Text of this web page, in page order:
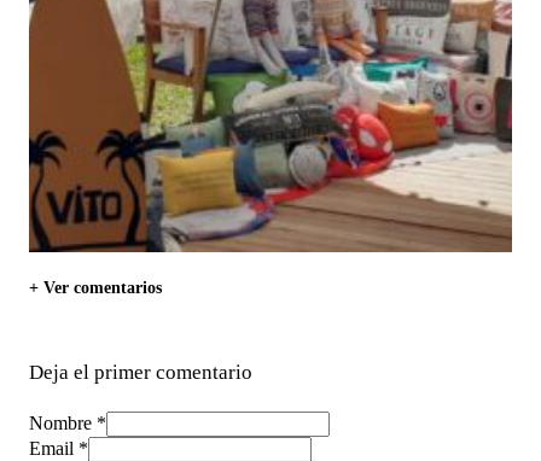
+ Ver comentarios
Deja el primer comentario
Nombre *
Email *